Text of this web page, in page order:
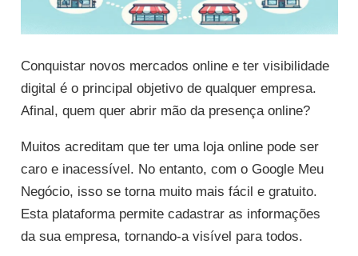
Conquistar novos mercados online e ter visibilidade
digital é o principal objetivo de qualquer empresa.
Afinal, quem quer abrir mão da presença online?
Muitos acreditam que ter uma loja online pode ser
caro e inacessível. No entanto, com o Google Meu
Negócio, isso se torna muito mais fácil e gratuito.
Esta plataforma permite cadastrar as informações
da sua empresa, tornando-a visível para todos.